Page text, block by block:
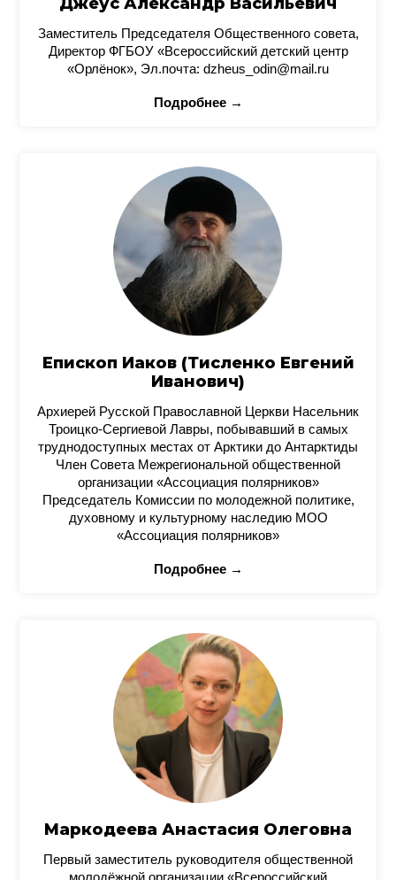
Заместитель Председателя Общественного совета,
Директор ФГБОУ «Всероссийский детский центр
«Орлёнок», Эл.почта: dzheus_odin@mail.ru
Подробнее →
Епископ Иаков (Тисленко Евгений
Иванович)
Архиерей Русской Православной Церкви Насельник
Троицко-Сергиевой Лавры, побывавший в самых
труднодоступных местах от Арктики до Антарктиды
Член Совета Межрегиональной общественной
организации «Ассоциация полярников»
Председатель Комиссии по молодежной политике,
духовному и культурному наследию МОО
«Ассоциация полярников»
Подробнее →
Маркодеева Анастасия Олеговна
Первый заместитель руководителя общественной
молодёжной организации «Всероссийский